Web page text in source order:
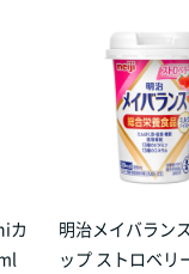
カ
明治メイバラン
ップ ストロベリ